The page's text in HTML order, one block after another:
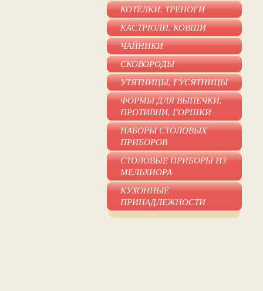
КОТЕЛКИ, ТРЕНОГИ
КАСТРЮЛИ, КОВШИ
ЧАЙНИКИ
СКОВОРОДЫ
УТЯТНИЦЫ, ГУСЯТНИЦЫ
ФОРМЫ ДЛЯ ВЫПЕЧКИ,
ПРОТИВНИ, ГОРШКИ
НАБОРЫ СТОЛОВЫХ
ПРИБОРОВ
СТОЛОВЫЕ ПРИБОРЫ ИЗ
МЕЛЬХИОРА
КУХОННЫЕ
ПРИНАДЛЕЖНОСТИ